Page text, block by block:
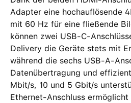
Adapter eine hochauflösende
mit 60 Hz für eine fließende
können zwei USB-C-
Delivery die Geräte stets mit
während die sechs USB-A-
Datenübertragung und
Mbit/s, 10 und 5 Gbit/s
Ethernet-Anschluss